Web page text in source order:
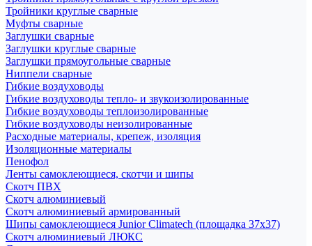
Тройники круглые сварные
Муфты сварные
Заглушки сварные
Заглушки круглые сварные
Заглушки прямоугольные сварные
Ниппели сварные
Гибкие воздуховоды
Гибкие воздуховоды тепло- и звукоизолированные
Гибкие воздуховоды теплоизолированные
Гибкие воздуховоды неизолированные
Расходные материалы, крепеж, изоляция
Изоляционные материалы
Пенофол
Ленты самоклеющиеся, скотчи и шипы
Скотч ПВХ
Скотч алюминиевый
Скотч алюминиевый армированный
Шипы самоклеющиеся Junior Climatech (площадка 37х37)
Скотч алюминиевый ЛЮКС